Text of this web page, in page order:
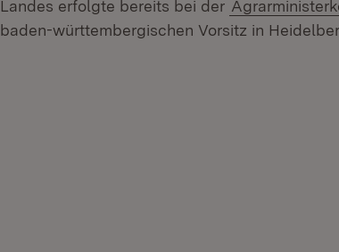
Landes erfolgte bereits bei der
baden-württembergischen Vorsitz in